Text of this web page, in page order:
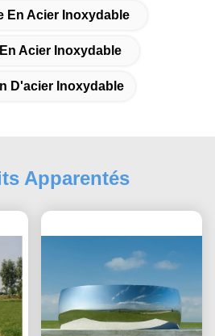
En Acier Inoxydable
Acier Inoxydable
D'acier Inoxydable
Apparentés